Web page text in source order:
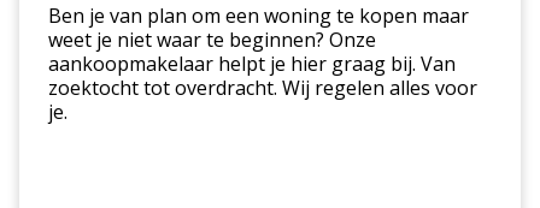
Ben je van plan om een woning te kopen maar
weet je niet waar te beginnen? Onze
aankoopmakelaar helpt je hier graag bij. Van
zoektocht tot overdracht. Wij regelen alles voor
je.